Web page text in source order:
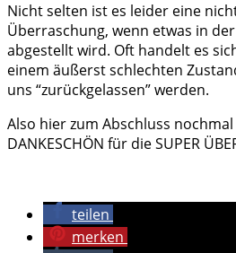
Nicht selten ist es leider eine
Überraschung, wenn etwas in
abgestellt wird. Oft handelt es
einem äußerst schlechten
uns “zurückgelassen” werden.
Also hier zum Abschluss
DANKESCHÖN für die SUPER
teilen
merken